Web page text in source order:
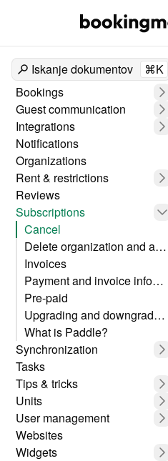
Iskanje dokumentov
⌘K
Bookings
Guest communication
Integrations
Notifications
Organizations
Rent & restrictions
Reviews
Subscriptions
Cancel
Delete organization and account
Invoices
Payment and invoice information
Pre-paid
Upgrading and downgrading
What is Paddle?
Synchronization
Tasks
Tips & tricks
Units
User management
Websites
Widgets